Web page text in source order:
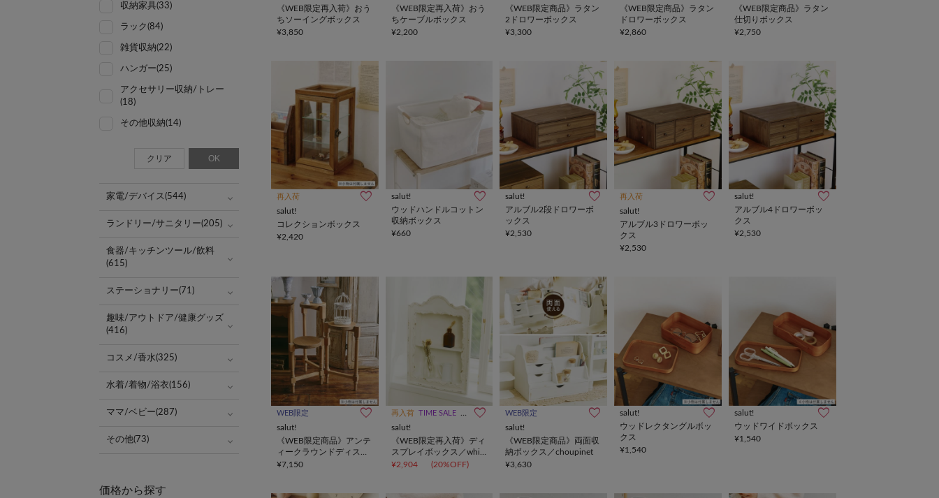
《WEB限定再入荷》おう
ちソーイングボックス
¥3,850
《WEB限定再入荷》おう
ちケーブルボックス
¥2,200
《WEB限定商品》ラタン
2ドロワーボックス
¥3,300
《WEB限定商品》ラタン
ドロワーボックス
¥2,860
《WEB限定商品》ラタン
仕切りボックス
¥2,750
再入荷
salut!
コレクションボックス
¥2,420
salut!
ウッドハンドルコットン
収納ボックス
¥660
salut!
アルブル2段ドロワーボ
ックス
¥2,530
再入荷
salut!
アルブル3ドロワーボッ
クス
¥2,530
salut!
アルブル4ドロワーボッ
クス
¥2,530
WEB限定
salut!
《WEB限定商品》アンテ
ィークラウンドディスプ
レイラック／vieille
¥7,150
再入荷 TIME SALE WEB限定
salut!
《WEB限定再入荷》ディ
スプレイボックス／white
antique
¥2,904 (20%OFF)
WEB限定
salut!
《WEB限定商品》両面収
納ボックス／choupinet
¥3,630
salut!
ウッドレクタングルボッ
クス
¥1,540
salut!
ウッドワイドボックス
¥1,540
収納家具(33)
ラック(84)
雑貨収納(22)
ハンガー(25)
アクセサリー収納/トレー
(18)
その他収納(14)
クリア OK
家電/デバイス(544)
ランドリー/サニタリー(205)
食器/キッチンツール/飲料
(615)
ステーショナリー(71)
趣味/アウトドア/健康グッズ
(416)
コスメ/香水(325)
水着/着物/浴衣(156)
ママ/ベビー(287)
その他(73)
価格から探す